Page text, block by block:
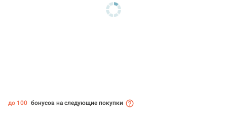
до 100 бонусов на следующие покупки